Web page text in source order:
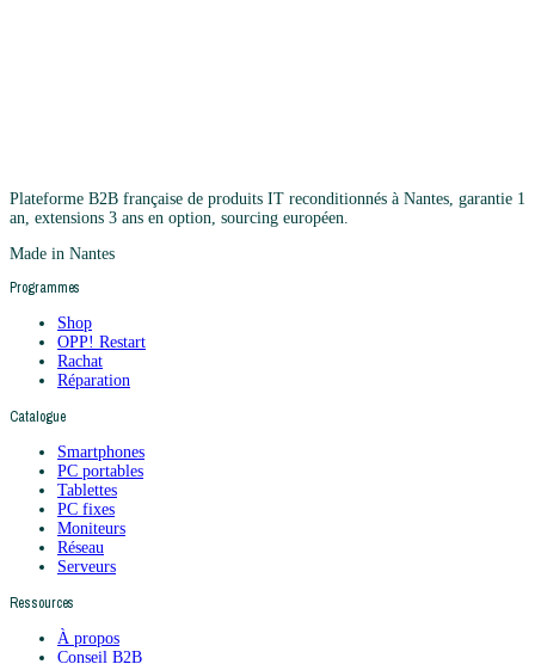
Plateforme B2B française de produits IT reconditionnés à Nantes, garantie 1
an, extensions 3 ans en option, sourcing européen.
Made in Nantes
Programmes
Shop
OPP! Restart
Rachat
Réparation
Catalogue
Smartphones
PC portables
Tablettes
PC fixes
Moniteurs
Réseau
Serveurs
Ressources
À propos
Conseil B2B